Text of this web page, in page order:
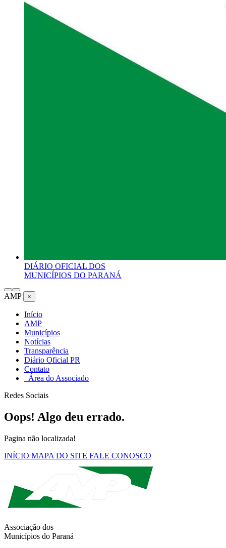
DIÁRIO OFICIAL DOS
MUNICÍPIOS DO PARANÁ
AMP ×
Início
AMP
Municípios
Notícias
Transparência
Diário Oficial PR
Contato
Área do Associado
Redes Sociais
Oops! Algo deu errado.
Pagina não localizada!
INÍCIO MAPA DO SITE FALE CONOSCO
Associação dos
Municípios do Paraná